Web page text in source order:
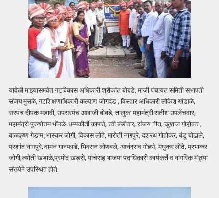
यावेळी माझ्यासमवेत गटविकास अधिकारी श्रीकांत बोबडे, माजी पंचायत समिती सभापती
संजय मुसळे, गटशिक्षणाधिकारी कल्याण जोगदंड , विस्तार अधिकारी लोकेश खंडाळे,
सरपंच दीपक मडावी, उपसरपंच आबाजी बोबडे, तालुका महामंत्री सतीश उपलेंचवार,
महामंत्री पुरुषोत्तम भोंगळे, धम्मकीर्ती कापसे, रवी बंडीवार, संजय नीत, खुशाल गोहोकर ,
बाळकृष्ण गेडाम ,भास्कर जोगी, विकास लोहे, मारोती नागपुरे, दशरथ गोहोकर, बंडू बोढाले,
प्रशांत नागपुरे, वामन गानफाडे, भिवसन लोणबले, आनंदराव गोहणे, मधुकर लोढे, प्रभाकर
जोगी,ज्योती खंडाळे,प्रमोद खडसे, यांचेसह भाजपा पदाधिकारी कार्यकर्ते व नागरिक मोठ्या
संख्येने उपस्थित होते.